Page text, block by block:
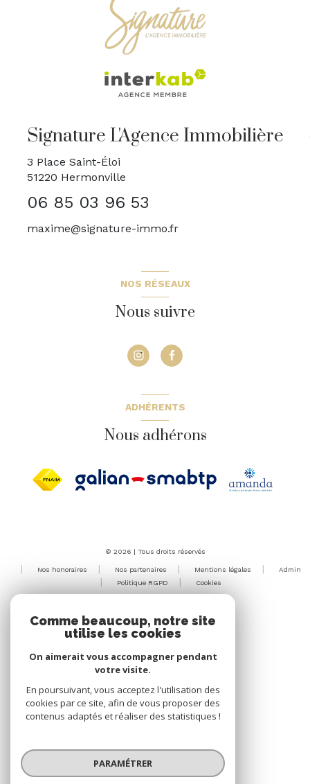
Signature L'Agence Immobilière
3 Place Saint-Éloi
51220 Hermonville
06 85 03 96 53
maxime@signature-immo.fr
NOS RÉSEAUX
Nous suivre
ADHÉRENTS
Nous adhérons
© 2026 | Tous droits réservés
Nos honoraires Nos partenaires Mentions légales
Admin
Politique RGPD
Cookies
Comme beaucoup, notre site
utilise les cookies
On aimerait vous accompagner pendant
votre visite.
En poursuivant, vous acceptez l'utilisation des
cookies par ce site, afin de vous proposer des
contenus adaptés et réaliser des statistiques !
PARAMÉTRER